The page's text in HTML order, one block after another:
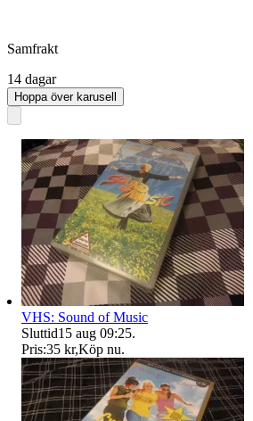
Samfrakt
14 dagar
Hoppa över karusell
VHS: Sound of Music
Sluttid15 aug 09:25.
Pris:35 kr,Köp nu.